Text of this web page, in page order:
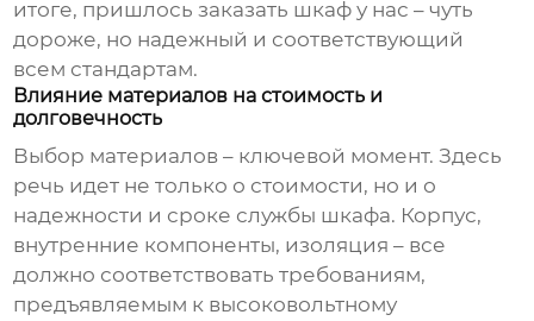
итоге, пришлось заказать шкаф у нас – чуть
дороже, но надежный и соответствующий
всем стандартам.
Влияние материалов на стоимость и
долговечность
Выбор материалов – ключевой момент. Здесь
речь идет не только о стоимости, но и о
надежности и сроке службы шкафа. Корпус,
внутренние компоненты, изоляция – все
должно соответствовать требованиям,
предъявляемым к высоковольтному